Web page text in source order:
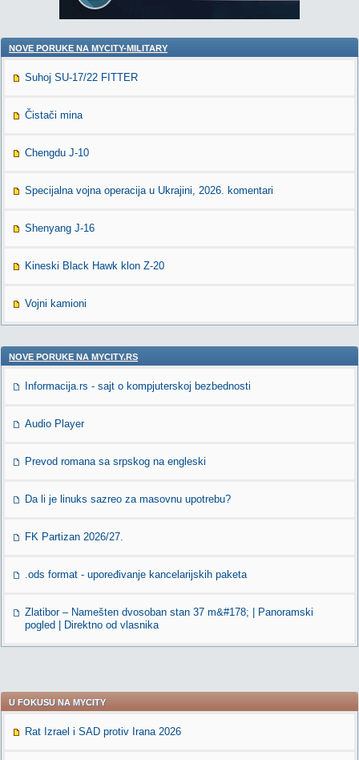
NOVE PORUKE NA MYCITY-MILITARY
Suhoj SU-17/22 FITTER
Čistači mina
Chengdu J-10
Specijalna vojna operacija u Ukrajini, 2026. komentari
Shenyang J-16
Kineski Black Hawk klon Z-20
Vojni kamioni
NOVE PORUKE NA MYCITY.RS
Informacija.rs - sajt o kompjuterskoj bezbednosti
Audio Player
Prevod romana sa srpskog na engleski
Da li je linuks sazreo za masovnu upotrebu?
FK Partizan 2026/27.
.ods format - upoređivanje kancelarijskih paketa
Zlatibor – Namešten dvosoban stan 37 m&#178; | Panoramski
pogled | Direktno od vlasnika
U FOKUSU NA MYCITY
Rat Izrael i SAD protiv Irana 2026